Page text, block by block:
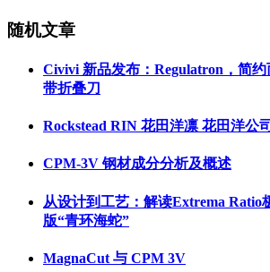
随机文章
Civivi 新品发布：Regulatron，简
带折叠刀
Rockstead RIN 花田洋凛 花田洋公
CPM-3V 钢材成分分析及概述
从设计到工艺：解读Extrema Ratio
版“青环海蛇”
MagnaCut 与 CPM 3V